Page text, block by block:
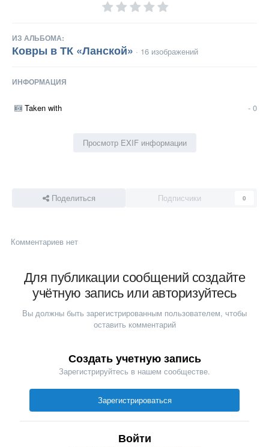
ИЗ АЛЬБОМА:
Ковры в ТК «Ланской» · 16 изображений
ИНФОРМАЦИЯ
Taken with - 0
Просмотр EXIF информации
Поделиться Подписчики 0
Комментариев нет
Для публикации сообщений создайте
учётную запись или авторизуйтесь
Вы должны быть зарегистрированным пользователем, чтобы
оставить комментарий
Создать учетную запись
Зарегистрируйтесь в нашем сообществе.
Зарегистрироваться
Войти